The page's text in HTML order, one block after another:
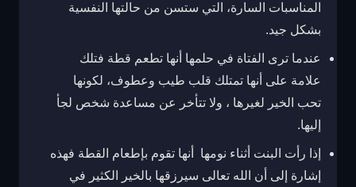
المناسبات السارة، التي ستسن من حالتها النفسية
بشكل جيد.
عندما ترى الفتاة في حلمها أنها تطعم قطة فتلك
علامة على أنها تمتلك قلب طيب وعطوف، لكونها
تحب الخير لغيرها ، ولا تتأخر عن مساعدة شخص لجأ
إليها.
إذا رأت البنت أثناء نومها أنها تقوم بإطعام القطة فهذه
إشارة إلى أن الله تعالى سيرزقها بالخير الكثير في